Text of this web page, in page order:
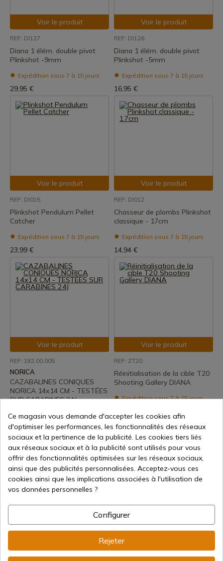
Voir le produit
REF: DI127
Diana 1 élém. double pivot
Plinkshot -9mm
Expédition sous 7 à 15 jours
29,95 €
Voir le produit
REF: DI126
Diana 1 élém. double pivot
Plinkshot -5mm
Expédition sous 7 à 15 jours
16,95 €
Voir le produit
REF: DI015
Plinkshot Pendulum Pellet
Catcher
Expédition sous 7 à 15 jours
23,99 €
Voir le produit
REF: DI012
Chasseur de plombs Plinkshot
classique - 17cm
Expédition sous 7 à 15 jours
14,94 €
Voir le produit
REF: 192.00.005
NORICA
CAZABALINES CONIQUES
NORICA 14x14 CM - TESTÉES
SUR CARABINES 24J
Expédition sous 7 à 15 jours
24,40 €
Voir le produit
REF: ZT20
Réinitialisation de la cible T20
Shooting Gallery DIANA
Expédition sous 7 à 15 jours
Voir le produit
Diana Papier 100 pcs 17 X 17
Voir le produit
REF: 108-32073
Récupérateurs de granulés
Ce magasin vous demande d'accepter les cookies afin
d'optimiser les performances, les fonctionnalités des réseaux
sociaux et la pertinence de la publicité. Les cookies tiers liés
aux réseaux sociaux et à la publicité sont utilisés pour vous
offrir des fonctionnalités optimisées sur les réseaux sociaux,
ainsi que des publicités personnalisées. Acceptez-vous ces
cookies ainsi que les implications associées à l'utilisation de
vos données personnelles ?
Configurer
Rejeter